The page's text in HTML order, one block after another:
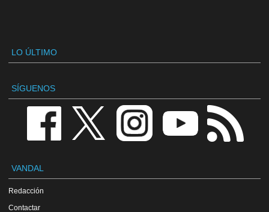
LO ÚLTIMO
SÍGUENOS
VANDAL
Redacción
Contactar